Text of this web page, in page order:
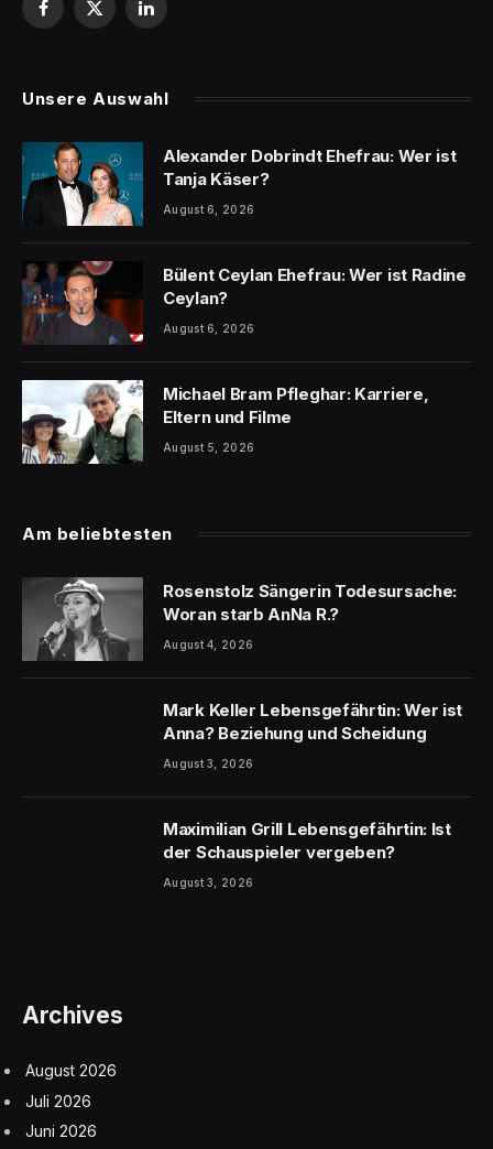
Facebook
X
LinkedIn
Unsere Auswahl
Alexander Dobrindt Ehefrau: Wer ist
Tanja Käser?
August 6, 2026
Bülent Ceylan Ehefrau: Wer ist Radine
Ceylan?
August 6, 2026
Michael Bram Pfleghar: Karriere,
Eltern und Filme
August 5, 2026
Am beliebtesten
Rosenstolz Sängerin Todesursache:
Woran starb AnNa R.?
August 4, 2026
Mark Keller Lebensgefährtin: Wer ist
Anna? Beziehung und Scheidung
August 3, 2026
Maximilian Grill Lebensgefährtin: Ist
der Schauspieler vergeben?
August 3, 2026
Archives
August 2026
Juli 2026
Juni 2026